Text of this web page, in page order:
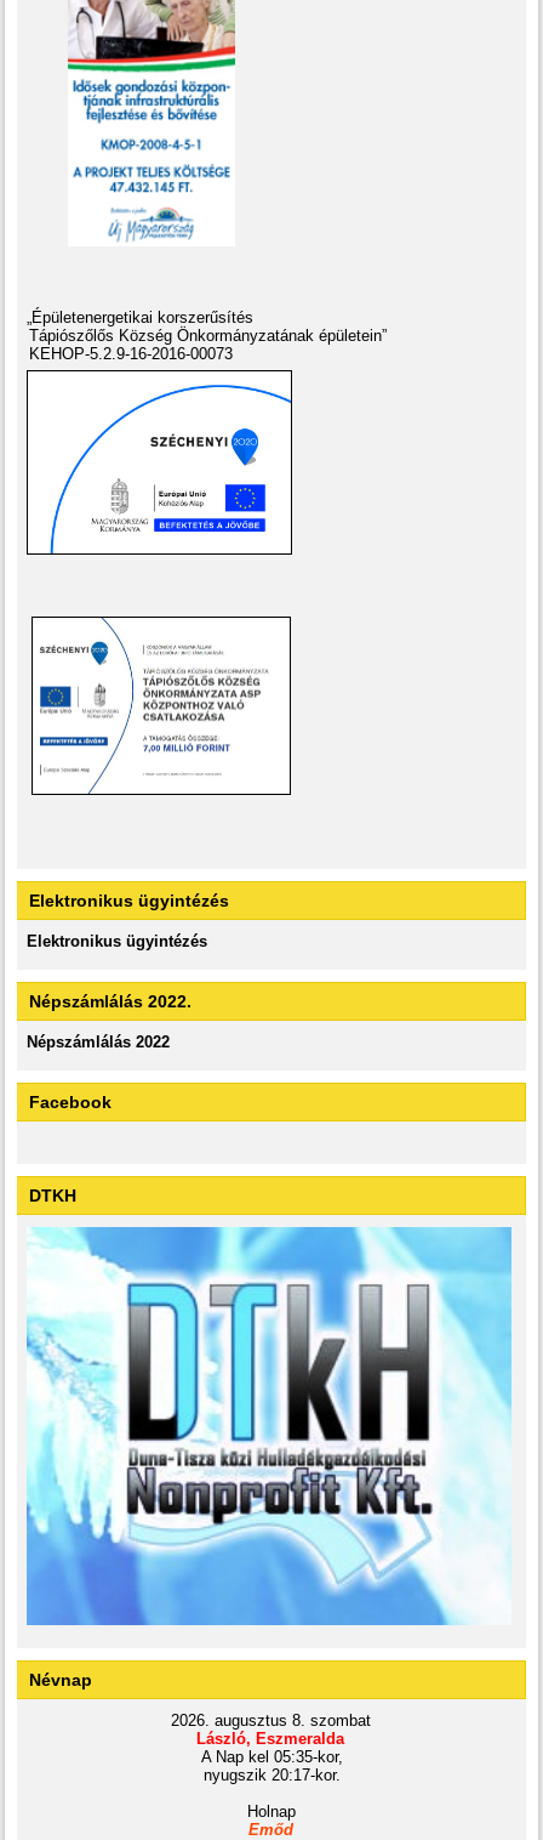
„Épületenergetikai korszerűsítés
Tápiószőlős Község Önkormányzatának épületein”
KEHOP-5.2.9-16-2016-00073
Elektronikus ügyintézés
Elektronikus ügyintézés
Népszámlálás 2022.
Népszámlálás 2022
Facebook
DTKH
Névnap
2026. augusztus 8. szombat
László, Eszmeralda
A Nap kel 05:35-kor,
nyugszik 20:17-kor.
Holnap
Emőd